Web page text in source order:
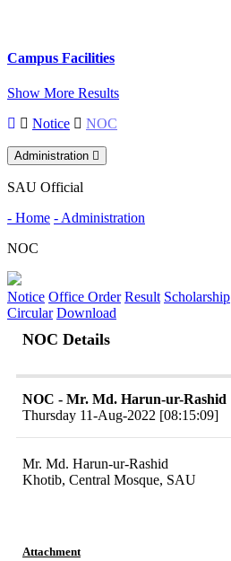
Campus Facilities
Show More Results
Notice
NOC
Administration
SAU Official
- Home - Administration
NOC
Notice Office Order Result Scholarship
Circular Download
NOC Details
NOC - Mr. Md. Harun-ur-Rashid
Thursday 11-Aug-2022 [08:15:09]
Mr. Md. Harun-ur-Rashid
Khotib, Central Mosque, SAU
Attachment